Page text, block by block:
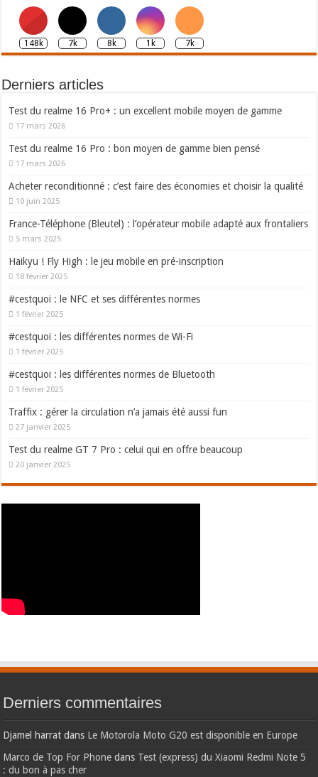
148k 7k 8k 1k 7k
Derniers articles
Test du realme 16 Pro+ : un excellent mobile moyen de gamme
17 mars 2026
Test du realme 16 Pro : bon moyen de gamme bien pensé
17 mars 2026
Acheter reconditionné : c’est faire des économies et choisir la qualité
10 juin 2025
France-Téléphone (Bleutel) : l’opérateur mobile adapté aux frontaliers
5 mars 2025
Haikyu ! Fly High : le jeu mobile en pré-inscription
18 février 2025
#cestquoi : le NFC et ses différentes normes
1 février 2025
#cestquoi : les différentes normes de Wi-Fi
1 février 2025
#cestquoi : les différentes normes de Bluetooth
1 février 2025
Traffix : gérer la circulation n’a jamais été aussi fun
27 janvier 2025
Test du realme GT 7 Pro : celui qui en offre beaucoup
20 janvier 2025
Derniers commentaires
Djamel harrat dans Le Motorola Moto G20 est disponible en Europe
Marco de Top For Phone dans Test (express) du Xiaomi Redmi Note 5
: du bon à pas cher